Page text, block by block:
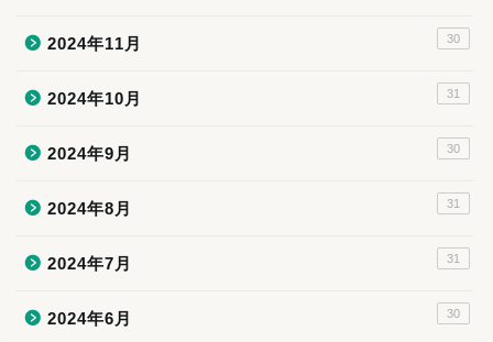
2024年11月 30
2024年10月 31
2024年9月 30
2024年8月 31
2024年7月 31
2024年6月 30